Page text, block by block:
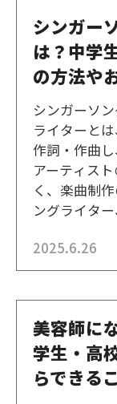
シンガー
は？中学
の方法や
シンガーソ
ライターと
作詞・作曲
アーティス
く、楽曲制
ングライタ
ましょう。
詞・作曲し
2025.6.26
美容師に
学生・高
らできる